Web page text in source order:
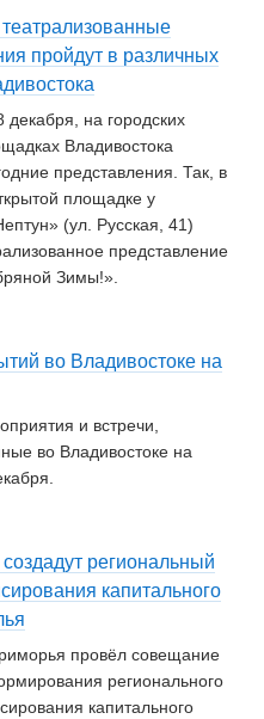
пройдут в различных
декабря, на городских
Владивостока
представления. Так, в
площадке у
(ул. Русская, 41)
представление
Зимы!».
во Владивостоке на
и встречи,
во Владивостоке на
региональный
капитального
провёл совещание
регионального
капитального